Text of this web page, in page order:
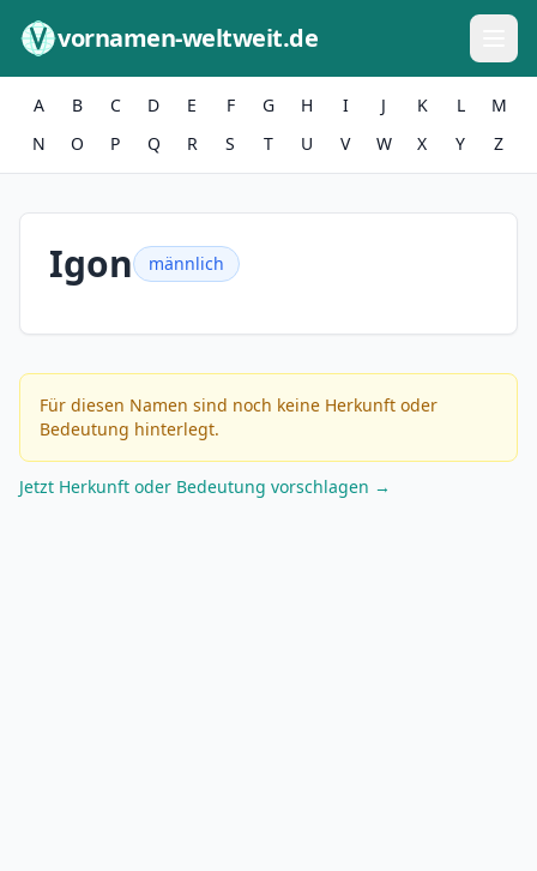
vornamen-weltweit.de
A B C D E F G H I J K L
M
N
O P Q R S T U V W X Y Z
Igon männlich
Für diesen Namen sind noch keine Herkunft oder
Bedeutung hinterlegt.
Jetzt Herkunft oder Bedeutung vorschlagen →